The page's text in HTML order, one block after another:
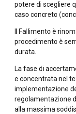
potere di scegliere
caso concreto
Il Fallimento è
procedimento è
durata.
La fase di
e concentrata nel
implementazione
regolamentazione
alla massima